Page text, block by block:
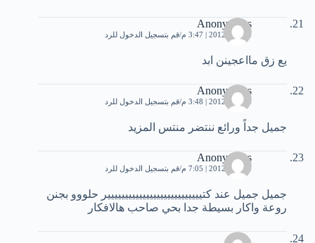
Anonymous
4 يوليو، 2012 | 3:47 م قم بتسجيل الدخول للرد
يع زق مااعجينن ابد
Anonymous
4 يوليو، 2012 | 3:48 م قم بتسجيل الدخول للرد
جميل جداً ورائع ننتضر منتس المزيد
Anonymous
4 يوليو، 2012 | 7:05 م قم بتسجيل الدخول للرد
جميل جميل عند كتييييييييييييييييييييييييييير حلووو بجنن
روعة واكار بسيطة جدا بحي صاحب هالافكار
مى